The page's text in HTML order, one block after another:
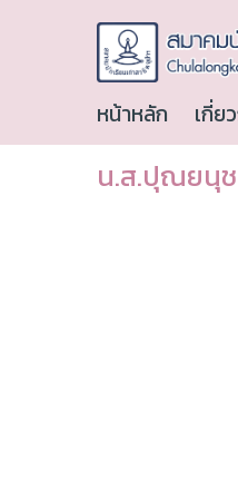
หน้าหลัก เกี่ย
น.ส.ปุณยนุ